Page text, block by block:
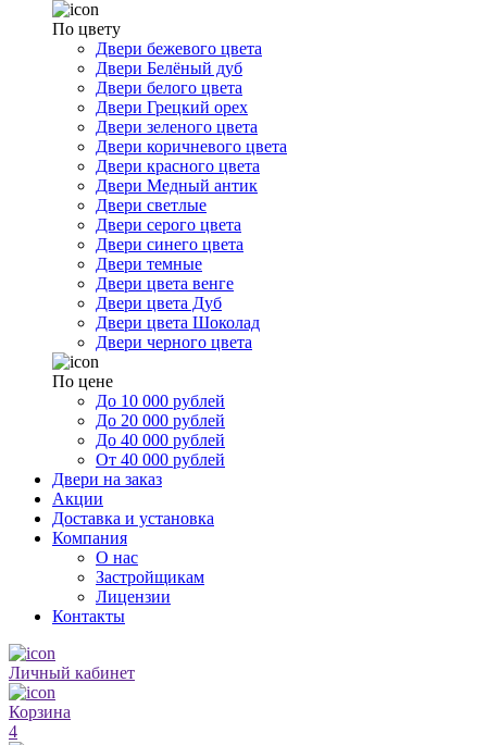
По цвету
Двери бежевого цвета
Двери Белёный дуб
Двери белого цвета
Двери Грецкий орех
Двери зеленого цвета
Двери коричневого цвета
Двери красного цвета
Двери Медный антик
Двери светлые
Двери серого цвета
Двери синего цвета
Двери темные
Двери цвета венге
Двери цвета Дуб
Двери цвета Шоколад
Двери черного цвета
По цене
До 10 000 рублей
До 20 000 рублей
До 40 000 рублей
От 40 000 рублей
Двери на заказ
Акции
Доставка и установка
Компания
О нас
Застройщикам
Лицензии
Контакты
Личный кабинет
Корзина
4